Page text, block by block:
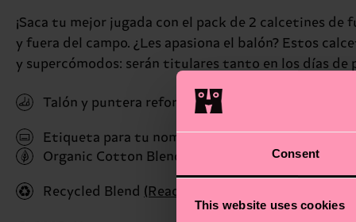
Consent
This website uses cookies
¡Saca tu mejor jugada con el pack de 2 calcetines
y fuera del campo. ¿Les apasiona el balón? Estos
y supercómodos: serán titulares tanto en los días
Talón y puntera reforzados
Etiqueta para tu nombre
Organic Cotton Blend
(Read more here)
Recycled Blend (Read more here)